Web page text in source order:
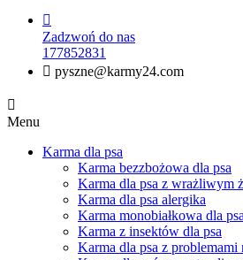

Zadzwoń do nas
177852831
 pyszne@karmy24.com

Menu
Karma dla psa
Karma bezzbożowa dla psa
Karma dla psa z wrażliwym
Karma dla psa alergika
Karma monobiałkowa dla psa
Karma z insektów dla psa
Karma dla psa z problemami